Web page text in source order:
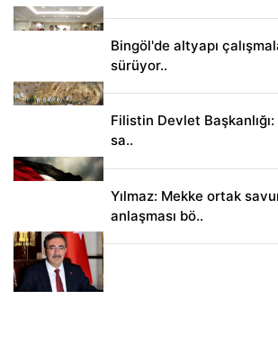
Bingöl'de altyapı
sürüyor..
Filistin Devlet
sa..
Yılmaz: Mekke ortak
anlaşması bö..